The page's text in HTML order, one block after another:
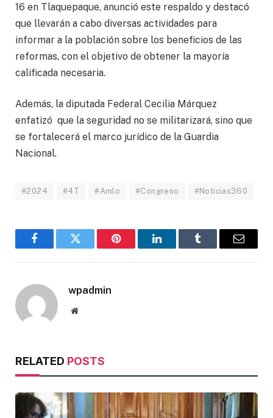
16 en Tlaquepaque, anunció este respaldo y destacó
que llevarán a cabo diversas actividades para
informar a la población sobre los beneficios de las
reformas, con el objetivo de obtener la mayoría
calificada necesaria.
Además, la diputada Federal Cecilia Márquez
enfatizó que la seguridad no se militarizará, sino que
se fortalecerá el marco jurídico de la Guardia
Nacional.
#2024 #4T #Amlo #Congreso #Noticias360
FacebookTwitter Pinterest LinkedInTumblr Email
wpadmin
Website
RELATED POSTS